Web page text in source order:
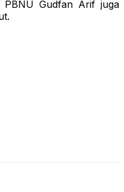
PBNU Gudfan Arif juga